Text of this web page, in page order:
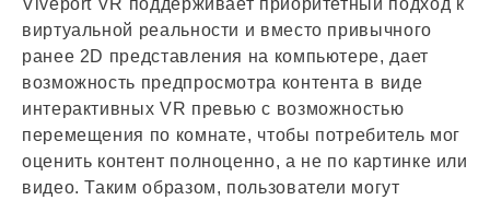
Viveport VR поддерживает приоритетный подход к
виртуальной реальности и вместо привычного
ранее 2D представления на компьютере, дает
возможность предпросмотра контента в виде
интерактивных VR превью с возможностью
перемещения по комнате, чтобы потребитель мог
оценить контент полноценно, а не по картинке или
видео. Таким образом, пользователи могут